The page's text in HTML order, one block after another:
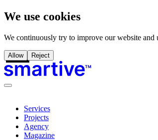
We use cookies
We continuously try to improve our website and
Allow Reject
Services
Projects
Agency
Magazine